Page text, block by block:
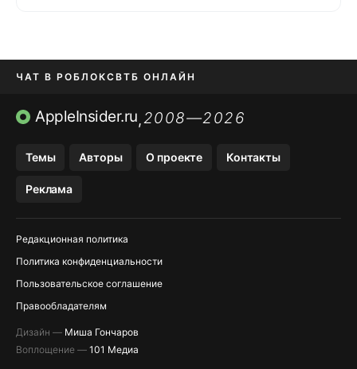
ЧАТ В РОБЛОКСВТБ ОНЛАЙН
ПРИЛОЖЕНИЯ APP STORE
AppleInsider.ru,2008—2026
Темы Авторы О проекте Контакты
Реклама
Редакционная политика
Политика конфиденциальности
Пользовательское соглашение
Правообладателям
Дизайн — Миша Гончаров
Воплощение — 101 Медиа